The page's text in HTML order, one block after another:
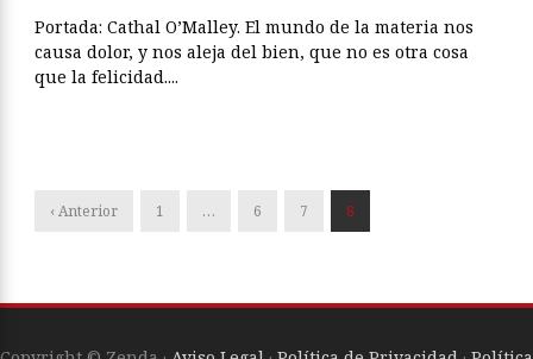
Portada: Cathal O’Malley. El mundo de la materia nos
causa dolor, y nos aleja del bien, que no es otra cosa
que la felicidad....
‹ Anterior 1 … 6 7 8